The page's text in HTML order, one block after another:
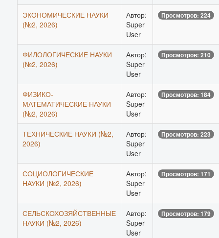
ЭКОНОМИЧЕСКИЕ НАУКИ
(№2, 2026)
Автор:
Super
User
Просмотров: 224
ФИЛОЛОГИЧЕСКИЕ НАУКИ
(№2, 2026)
Автор:
Super
User
Просмотров: 210
ФИЗИКО-
МАТЕМАТИЧЕСКИЕ НАУКИ
(№2, 2026)
Автор:
Super
User
Просмотров: 184
ТЕХНИЧЕСКИЕ НАУКИ (№2,
2026)
Автор:
Super
User
Просмотров: 223
СОЦИОЛОГИЧЕСКИЕ
НАУКИ (№2, 2026)
Автор:
Super
User
Просмотров: 171
СЕЛЬСКОХОЗЯЙСТВЕННЫЕ
НАУКИ (№2, 2026)
Автор:
Super
User
Просмотров: 179